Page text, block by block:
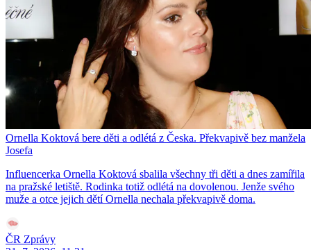
Ornella Koktová bere děti a odlétá z Česka. Překvapivě bez manžela
Josefa
Influencerka Ornella Koktová sbalila všechny tři děti a dnes zamířila
na pražské letiště. Rodinka totiž odlétá na dovolenou. Jenže svého
muže a otce jejich dětí Ornella nechala překvapivě doma.
ČR Zprávy